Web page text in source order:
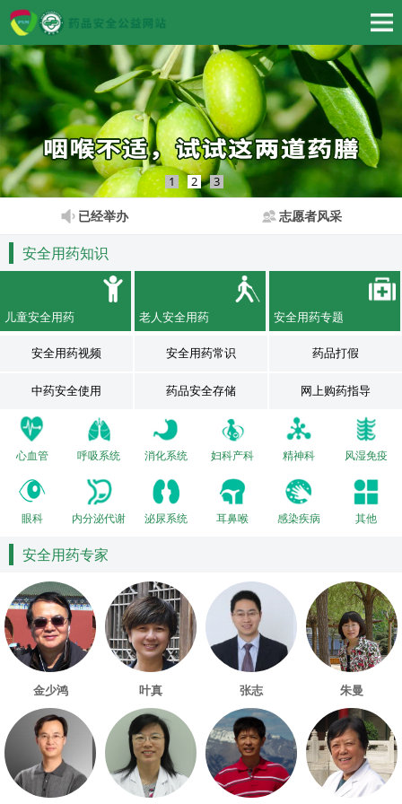
1 2 3
已经举办 志愿者风采
安全用药知识
儿童安全用药 老人安全用药 安全用药专题
安全用药视频 安全用药常识 药品打假
中药安全使用 药品安全存储 网上购药指导
心血管 呼吸系统 消化系统 妇科产科 精神科 风湿免疫
眼科 内分泌代谢 泌尿系统 耳鼻喉 感染疾病 其他
安全用药专家
金少鸿 叶真 张志 朱曼